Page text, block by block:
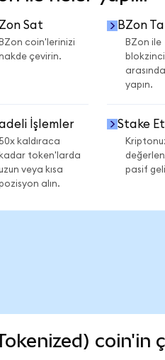
Sat
BZon coin'lerinizi
çevirin.
BZon
BZon ile
yapın.
İşlemler
50x kaldıraca
kadar token'larda
veya kısa
alın.
Stake Et
pasif